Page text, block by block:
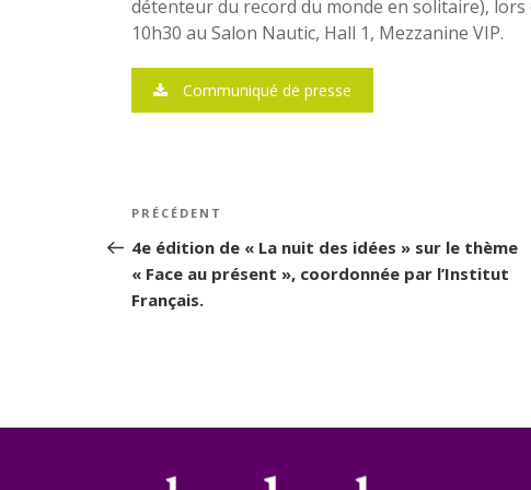
détenteur du record du monde en solitaire), lors
10h30 au Salon Nautic, Hall 1, Mezzanine VIP.
Communiqué de presse
Navigation
de
l’article
Article
précédent
PRÉCÉDENT
4e édition de « La nuit des idées » sur le thème
« Face au présent », coordonnée par l’Institut
Français.